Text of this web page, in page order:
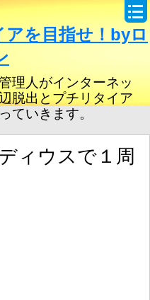
を目指せ！byロ
理人がインターネッ
脱出とプチリタイア
ていきます。
ィウスで１周